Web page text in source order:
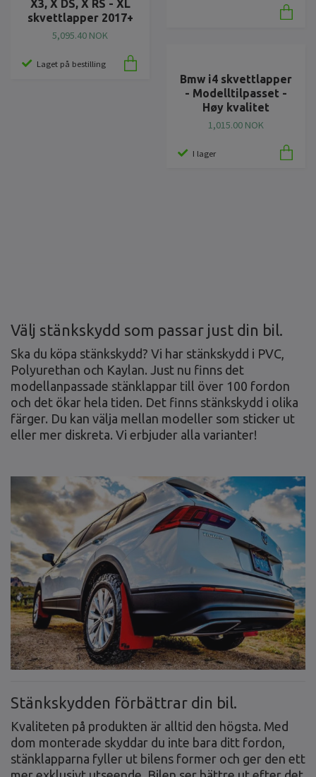
X3, X DS, X RS - XL
skvettlapper 2017+
5,095.40 NOK
Laget på bestilling
Bmw i4 skvettlapper
- Modelltilpasset -
Høy kvalitet
1,015.00 NOK
I lager
Välj stänkskydd som passar just din bil.
Ska du köpa stänkskydd? Vi har stänkskydd i PVC,
Polyurethan och Kaylan. Just nu finns det
modellanpassade stänklappar till över 100 fordon
och det ökar hela tiden. Det finns stänkskydd i olika
färger. Du kan välja mellan modeller som sticker ut
eller mer diskreta. Vi erbjuder alla varianter!
Stänkskydden förbättrar din bil.
Kvaliteten på produkten är alltid den högsta. Med
dom monterade skyddar du inte bara ditt fordon,
stänklapparna fyller ut bilens former och ger den ett